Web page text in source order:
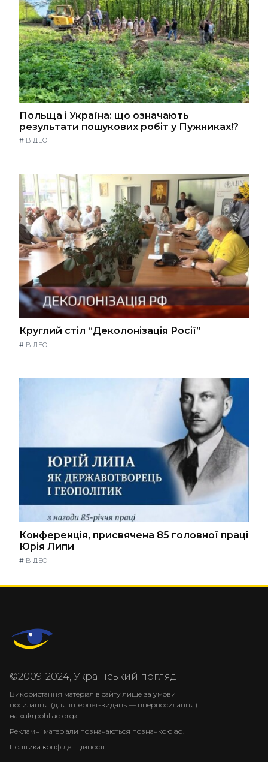
Польща і Україна: що означають
результати пошукових робіт у Пужниках!?
# ВІДЕО
Круглий стіл “Деколонізація Росії”
# ВІДЕО
Конференція, присвячена 85 головної праці
Юрія Липи
# ВІДЕО
©2009-2024, Український погляд.
Використання матеріалів сайту лише за умови
посилання (для інтернет-видань — гіперпосилання)
на «ukrpohliad.org».
Рекламні матеріали позначаються позначкою ad.
Політика конфіденційності